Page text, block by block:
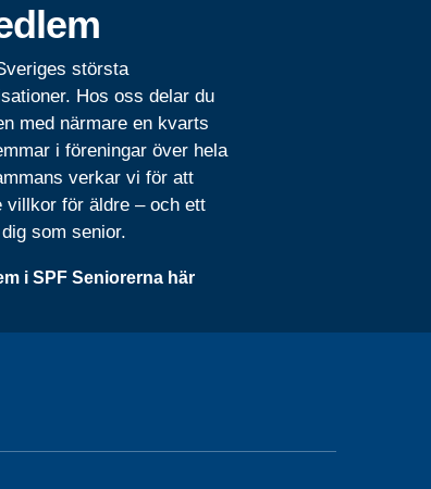
största
Hos oss delar du
med närmare en kvarts
i föreningar över hela
verkar vi för att
villkor för äldre – och ett
som senior.
i SPF Seniorerna här